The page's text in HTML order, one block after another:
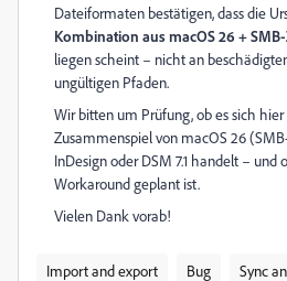
Dateiformaten bestätigen, dass die
Kombination aus macOS 26 +
liegen scheint – nicht an
ungültigen Pfaden.
Wir bitten um Prüfung, ob es sich
Zusammenspiel von macOS 26
InDesign oder DSM 7.1 handelt – und
Workaround geplant ist.
Vielen Dank vorab!
Import and export Bug Sync